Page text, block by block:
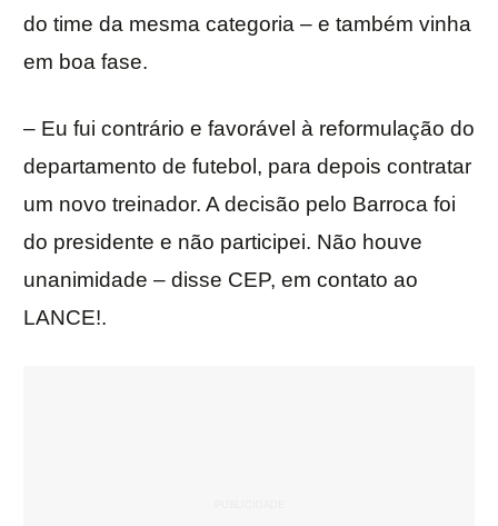
do time da mesma categoria – e também vinha
em boa fase.
– Eu fui contrário e favorável à reformulação do
departamento de futebol, para depois contratar
um novo treinador. A decisão pelo Barroca foi
do presidente e não participei. Não houve
unanimidade – disse CEP, em contato ao
LANCE!.